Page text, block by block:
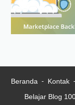
Beranda Kontak
Belajar Blog